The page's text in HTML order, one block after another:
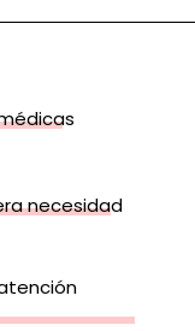
necesidad